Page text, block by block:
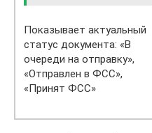
Показывает актуальный
статус документа: «В
очереди на отправку»,
«Отправлен в ФСС»,
«Принят ФСС»